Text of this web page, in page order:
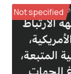
Not specified